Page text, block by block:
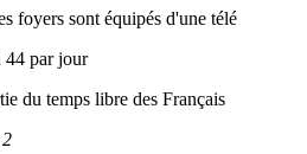
foyers sont équipés d'une télé
44 par jour
du temps libre des Français